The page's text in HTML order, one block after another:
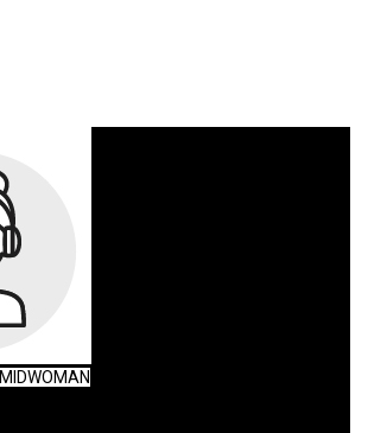
MIDWOMAN